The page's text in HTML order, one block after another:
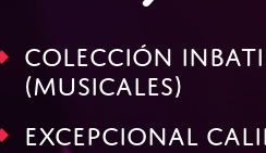
Colección
(musicales)
Excepcional